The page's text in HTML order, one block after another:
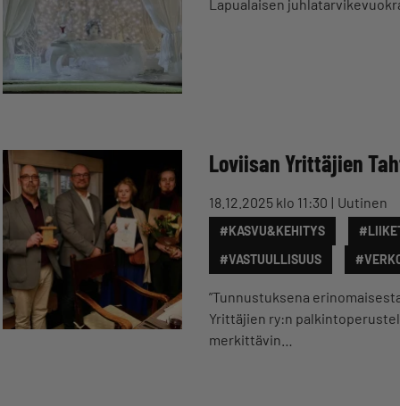
Lapualaisen
Loviisan Yrittäjien
18.12.2025 klo 11:30 Uutinen
#KASVU&KEHITYS
#VASTUULLISUUS
”Tunnustuksena
Yrittäjien ry:n
merkittävin…